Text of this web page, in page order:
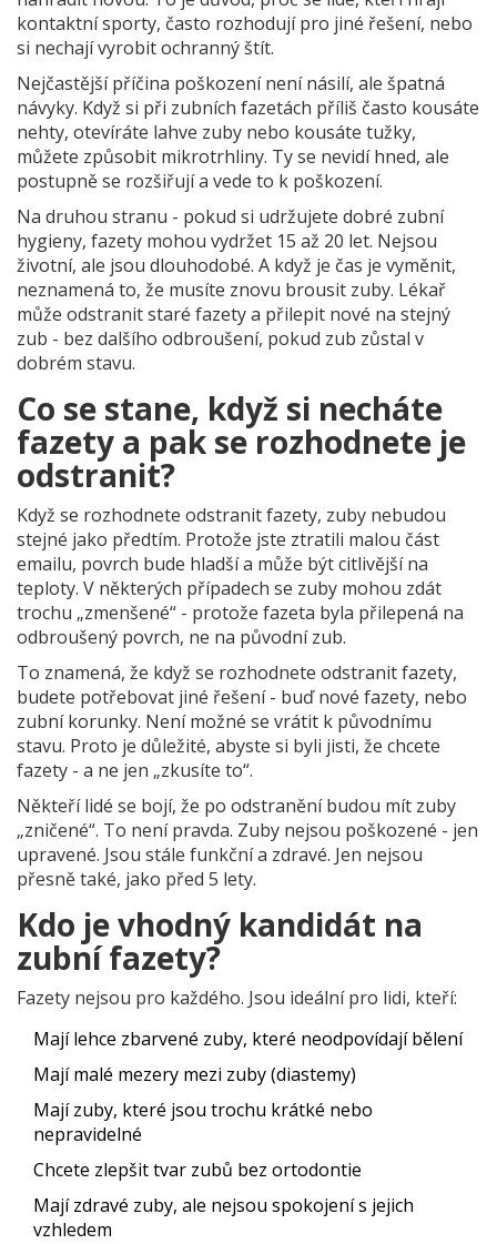
kontaktní sporty, často rozhodují pro jiné řešení, nebo
si nechají vyrobit ochranný štít.
Nejčastější příčina poškození není násilí, ale špatná
návyky. Když si při zubních fazetách příliš často kousáte
nehty, otevíráte lahve zuby nebo kousáte tužky,
můžete způsobit mikrotrhliny. Ty se nevidí hned, ale
postupně se rozšiřují a vede to k poškození.
Na druhou stranu - pokud si udržujete dobré zubní
hygieny, fazety mohou vydržet 15 až 20 let. Nejsou
životní, ale jsou dlouhodobé. A když je čas je vyměnit,
neznamená to, že musíte znovu brousit zuby. Lékař
může odstranit staré fazety a přilepit nové na stejný
zub - bez dalšího odbroušení, pokud zub zůstal v
dobrém stavu.
Co se stane, když si necháte
fazety a pak se rozhodnete je
odstranit?
Když se rozhodnete odstranit fazety, zuby nebudou
stejné jako předtím. Protože jste ztratili malou část
emailu, povrch bude hladší a může být citlivější na
teploty. V některých případech se zuby mohou zdát
trochu „zmenšené“ - protože fazeta byla přilepená na
odbroušený povrch, ne na původní zub.
To znamená, že když se rozhodnete odstranit fazety,
budete potřebovat jiné řešení - buď nové fazety, nebo
zubní korunky. Není možné se vrátit k původnímu
stavu. Proto je důležité, abyste si byli jisti, že chcete
fazety - a ne jen „zkusíte to“.
Někteří lidé se bojí, že po odstranění budou mít zuby
„zničené“. To není pravda. Zuby nejsou poškozené - jen
upravené. Jsou stále funkční a zdravé. Jen nejsou
přesně také, jako před 5 lety.
Kdo je vhodný kandidát na
zubní fazety?
Fazety nejsou pro každého. Jsou ideální pro lidi, kteří:
Mají lehce zbarvené zuby, které neodpovídají bělení
Mají malé mezery mezi zuby (diastemy)
Mají zuby, které jsou trochu krátké nebo
nepravidelné
Chcete zlepšit tvar zubů bez ortodontie
Mají zdravé zuby, ale nejsou spokojení s jejich
vzhledem